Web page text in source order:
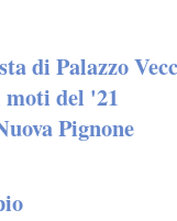
di Palazzo
del '21
Pignone